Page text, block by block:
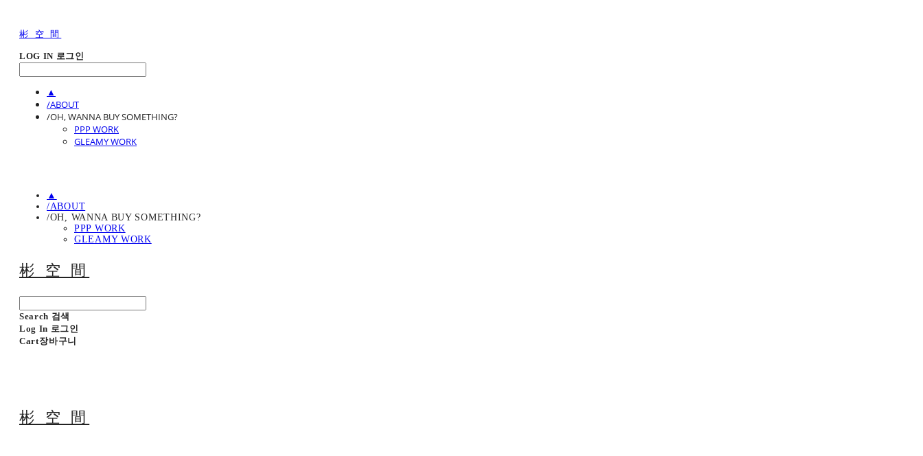
彬 空 間
LOG IN 로그인
▲
/ABOUT
/OH, WANNA BUY SOMETHING?
PPP WORK
GLEAMY WORK
▲
/ABOUT
/OH, WANNA BUY SOMETHING?
PPP WORK
GLEAMY WORK
彬 空 間
Search 검색
Log In 로그인
Cart장바구니
彬 空 間